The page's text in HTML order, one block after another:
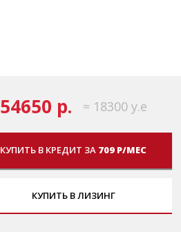
54650 р. ≈ 18300 у.е
КУПИТЬ В КРЕДИТ ЗА 709 Р/МЕС
КУПИТЬ В ЛИЗИНГ